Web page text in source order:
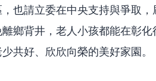
也請立委在中央支持與爭取
鄉背井，老人小孩都能在彰
共好、欣欣向榮的美好家園。